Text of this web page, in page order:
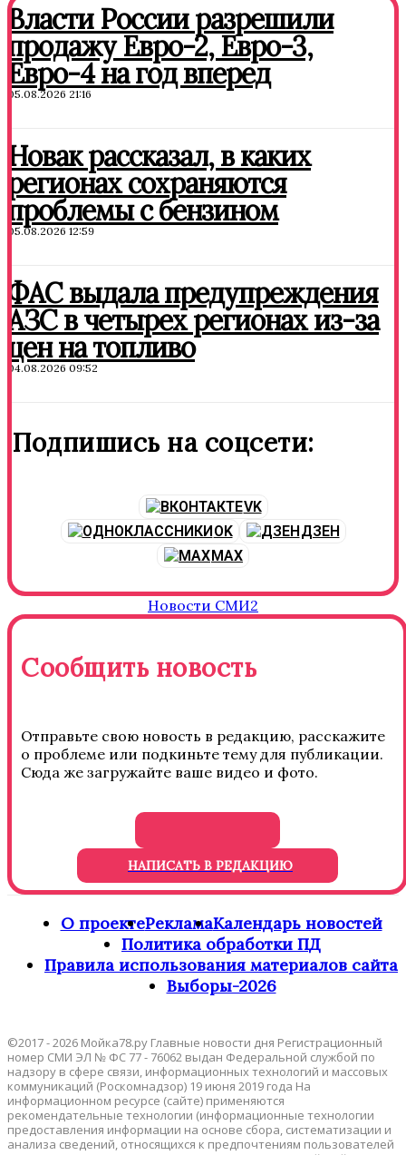
Власти России разрешили
продажу Евро-2, Евро-3,
Евро-4 на год вперед
05.08.2026 21:16
Новак рассказал, в каких
регионах сохраняются
проблемы с бензином
05.08.2026 12:59
ФАС выдала предупреждения
АЗС в четырех регионах из-за
цен на топливо
04.08.2026 09:52
Подпишись на соцсети:
VK
OK
ДЗЕН
MAX
Новости СМИ2
Сообщить новость
Отправьте свою новость в редакцию, расскажите
о проблеме или подкиньте тему для публикации.
Сюда же загружайте ваше видео и фото.
НАПИСАТЬ В РЕДАКЦИЮ
О проектеРекламаКалендарь новостей
Политика обработки ПД
Правила использования материалов сайта
Выборы-2026
©2017 - 2026 Мойка78.ру Главные новости дня Регистрационный
номер СМИ ЭЛ № ФС 77 - 76062 выдан Федеральной службой по
надзору в сфере связи, информационных технологий и массовых
коммуникаций (Роскомнадзор) 19 июня 2019 года На
информационном ресурсе (сайте) применяются
рекомендательные технологии (информационные технологии
предоставления информации на основе сбора, систематизации и
анализа сведений, относящихся к предпочтениям пользователей